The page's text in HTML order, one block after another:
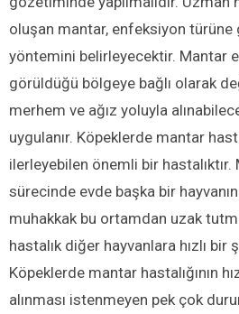
oluşan mantar, enfeksiyon türüne
yöntemini belirleyecektir. Mantar
görüldüğü bölgeye bağlı olarak
merhem ve ağız yoluyla
uygulanır. Köpeklerde mantar
ilerleyebilen önemli bir hastalıktır.
sürecinde evde başka bir
muhakkak bu ortamdan uzak
hastalık diğer hayvanlara hızlı bir
Köpeklerde mantar hastalığının
alınması istenmeyen pek çok